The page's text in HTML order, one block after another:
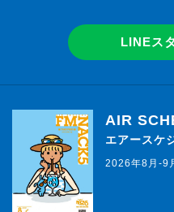
LINEス
AIR
エアースケ
2026年8月-9